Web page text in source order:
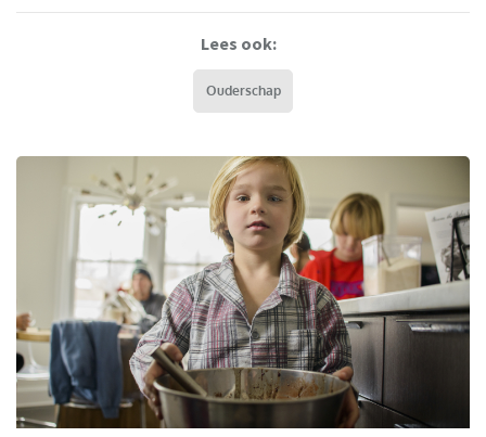
Lees ook:
Ouderschap